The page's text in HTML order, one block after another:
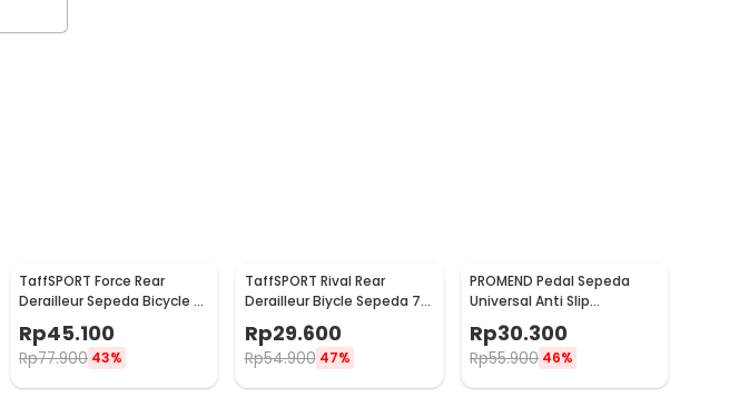
TaffSPORT Force Rear
Derailleur Sepeda Bicycle 9
Rp45.100
Rp77.900 43%
TaffSPORT Rival Rear
Derailleur Biycle Sepeda 7
Speed - RD-TX35
Rp29.600
Rp54.900 47%
PROMEND Pedal Sepeda
Universal Anti Slip
Aluminium Alloy - JT410
Rp30.300
Rp55.900 46%